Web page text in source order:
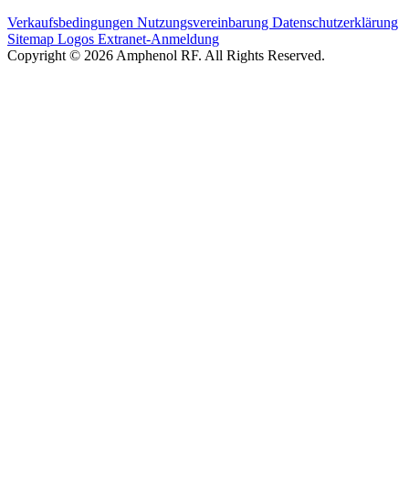
Verkaufsbedingungen Nutzungsvereinbarung Datenschutzerklärung
Sitemap Logos Extranet-Anmeldung
Copyright © 2026 Amphenol RF. All Rights Reserved.